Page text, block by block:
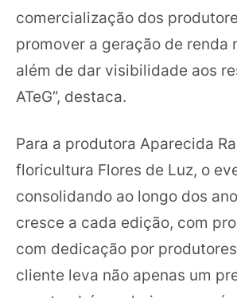
comercialização dos
promover a geração de renda
além de dar visibilidade aos
ATeG”, destaca.
Para a produtora Aparecida
floricultura Flores de Luz, o
consolidando ao longo dos
cresce a cada edição, com
com dedicação por
cliente leva não apenas um